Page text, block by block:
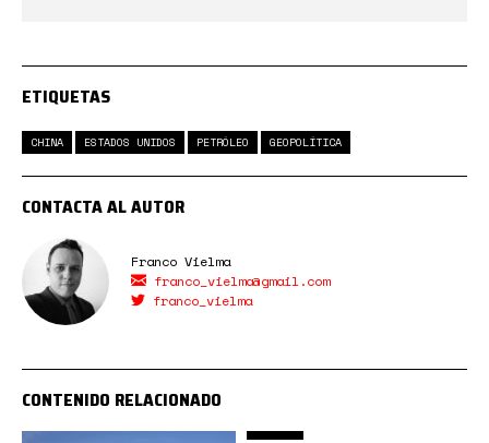
ETIQUETAS
CHINA ESTADOS UNIDOS PETRÓLEO GEOPOLÍTICA
CONTACTA AL AUTOR
Franco Vielma
franco_vielma@gmail.com
franco_vielma
CONTENIDO RELACIONADO